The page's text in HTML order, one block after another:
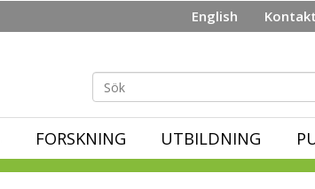
English Kontakt
Sökformulär
FORSKNING UTBILDNING